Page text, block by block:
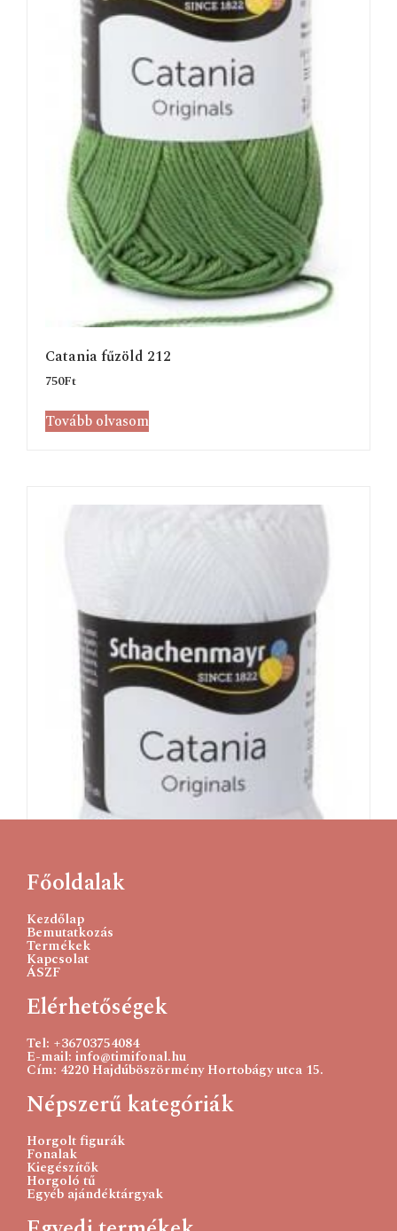
Catania fűzöld 212
750Ft
Tovább olvasom
Catania originals 106-fehér
750Ft
Kosárba teszem
Főoldalak
Kezdőlap
Bemutatkozás
Termékek
Kapcsolat
ÁSZF
Elérhetőségek
Tel: +36703754084
E-mail: info@timifonal.hu
Cím: 4220 Hajdúböszörmény Hortobágy utca 15.
Népszerű kategóriák
Horgolt figurák
Fonalak
Kiegészítők
Horgoló tű
Egyéb ajándéktárgyak